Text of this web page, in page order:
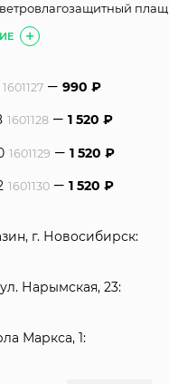
плащ
1601127 990₽
1601128 1 520₽
1601129 1 520₽
1601130 1 520₽
г. Новосибирск:
Нарымская, 23:
Маркса, 1: